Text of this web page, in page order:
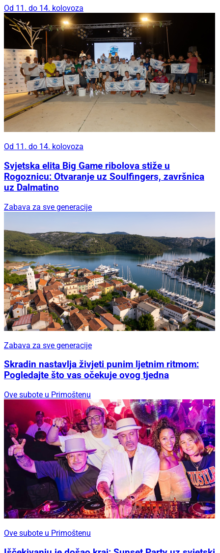
Od 11. do 14. kolovoza
Od 11. do 14. kolovoza
Svjetska elita Big Game ribolova stiže u
Rogoznicu: Otvaranje uz Soulfingers, završnica
uz Dalmatino
Zabava za sve generacije
Zabava za sve generacije
Skradin nastavlja živjeti punim ljetnim ritmom:
Pogledajte što vas očekuje ovog tjedna
Ove subote u Primoštenu
Ove subote u Primoštenu